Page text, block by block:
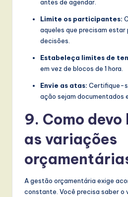
antes de agendar.
Limite os participantes:
aqueles que precisam
decisões.
Estabeleça limites de
em vez de blocos de 1 hora.
Envie as atas: Certifique-
ação sejam documentados
9. Como
as variações
A gestão orçamentária exige
constante. Você precisa saber o